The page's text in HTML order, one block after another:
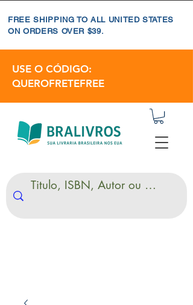
FREE SHIPPING TO ALL UNITED STATES
ON ORDERS OVER $39.
USE O CÓDIGO:
QUEROFRETEFREE